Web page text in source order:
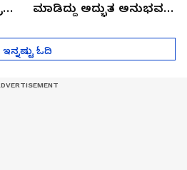
ಮಾಡಿದ್ದು ಅದ್ಭುತ ಅನುಭವ:
ಇನ್ನಷ್ಟು ಓದಿ